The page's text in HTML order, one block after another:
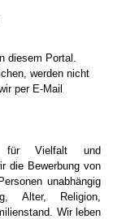
diesem Portal.
werden nicht
per E-Mail
für Vielfalt und
die Bewerbung von
unabhängig
Alter, Religion,
Wir leben